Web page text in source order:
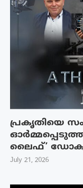
പ്രകൃതിയെ
ലൈഫ്’
July 21, 2026